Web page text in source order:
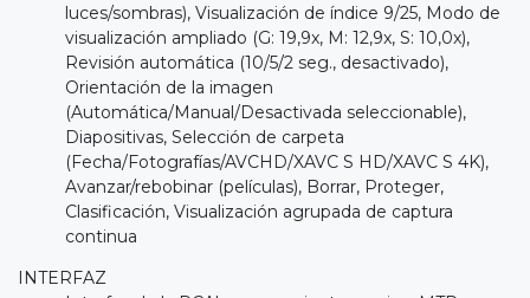
luces/sombras), Visualización de índice 9/25, Modo de
visualización ampliado (G: 19,9x, M: 12,9x, S: 10,0x),
Revisión automática (10/5/2 seg., desactivado),
Orientación de la imagen
(Automática/Manual/Desactivada seleccionable),
Diapositivas, Selección de carpeta
(Fecha/Fotografías/AVCHD/XAVC S HD/XAVC S 4K),
Avanzar/rebobinar (películas), Borrar, Proteger,
Clasificación, Visualización agrupada de captura
continua
INTERFAZ